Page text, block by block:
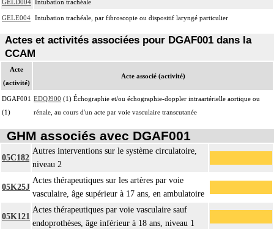
GELD004 Intubation trachéale
GELE004 Intubation trachéale, par fibroscopie ou dispositif laryngé particulier
Actes et activités associées pour DGAF001 dans la
CCAM
Acte
(activité)
Acte associé (activité)
DGAF001
(1)
EDQJ900 (1) Échographie et/ou échographie-doppler intraartérielle aortique ou
rénale, au cours d'un acte par voie vasculaire transcutanée
GHM associés avec DGAF001
05C182
Autres interventions sur le système circulatoire,
niveau 2
05K25J
Actes thérapeutiques sur les artères par voie
vasculaire, âge supérieur à 17 ans, en ambulatoire
05K121
Actes thérapeutiques par voie vasculaire sauf
endoprothèses, âge inférieur à 18 ans, niveau 1